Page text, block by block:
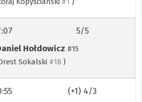
#1
Hołdowicz #15
Sokalski #18 )
5/5
(+1) 4/3